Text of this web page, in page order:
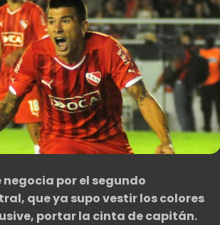
por el segundo
que ya supo vestir los colores
portar la cinta de capitán.